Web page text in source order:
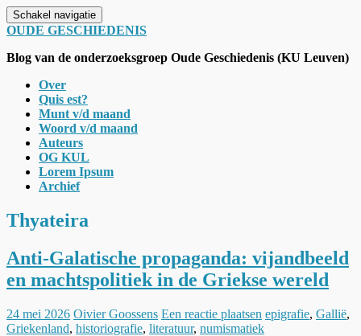
Schakel navigatie
OUDE GESCHIEDENIS
Blog van de onderzoeksgroep Oude Geschiedenis (KU Leuven)
Over
Quis est?
Munt v/d maand
Woord v/d maand
Auteurs
OG KUL
Lorem Ipsum
Archief
Thyateira
Anti-Galatische propaganda: vijandbeeld
en machtspolitiek in de Griekse wereld
24 mei 2026 Oivier Goossens Een reactie plaatsen epigrafie, Gallië,
Griekenland, historiografie, literatuur, numismatiek